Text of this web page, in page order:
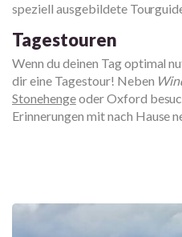
speziell ausgebildete
Tagestouren
Wenn du deinen Tag optimal
dir eine Tagestour! Neben
Stonehengeoder Oxford
Erinnerungen mit nach Hause